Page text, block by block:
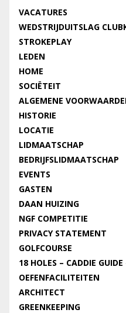
VACATURES
WEDSTRIJDUITSLAG
STROKEPLAY
LEDEN
HOME
SOCIËTEIT
ALGEMENE
HISTORIE
LOCATIE
LIDMAATSCHAP
BEDRIJFSLIDMAATSCHAP
EVENTS
GASTEN
DAAN HUIZING
NGF COMPETITIE
PRIVACY STATEMENT
GOLFCOURSE
18 HOLES – CADDIE GUIDE
OEFENFACILITEITEN
ARCHITECT
GREENKEEPING